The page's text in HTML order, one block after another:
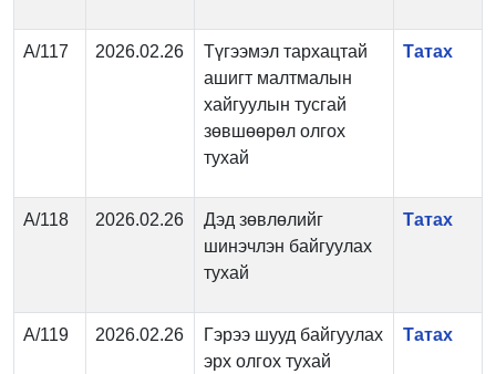
А/117 2026.02.26
Түгээмэл тархацтай
ашигт малтмалын
хайгуулын тусгай
зөвшөөрөл олгох
тухай
Татах
А/118 2026.02.26
Дэд зөвлөлийг
шинэчлэн байгуулах
тухай
Татах
А/119 2026.02.26
Гэрээ шууд байгуулах
эрх олгох тухай
Татах